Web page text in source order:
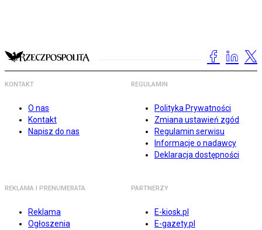
KONTAKT
O nas
Kontakt
Napisz do nas
REGULAMIN
Polityka Prywatności
Zmiana ustawień zgód
Regulamin serwisu
Informacje o nadawcy
Deklaracja dostępności
REKLAMA I PRENUMERATA
Reklama
Ogłoszenia
PARTNERZY
E-kiosk.pl
E-gazety.pl